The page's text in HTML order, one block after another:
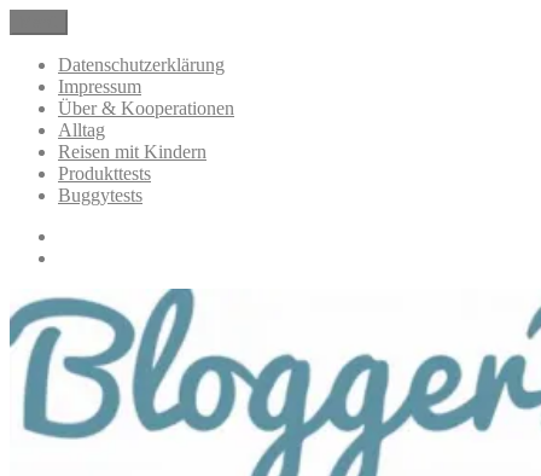
Inhalt
springen
BloggerMumOf3Boys Mamablog
Mamablog über das Leben mit drei Kindern mit Produkttests und
Alltagsthemen
Datenschutzerklärung
Impressum
Über & Kooperationen
Alltag
Reisen mit Kindern
Produkttests
Buggytests